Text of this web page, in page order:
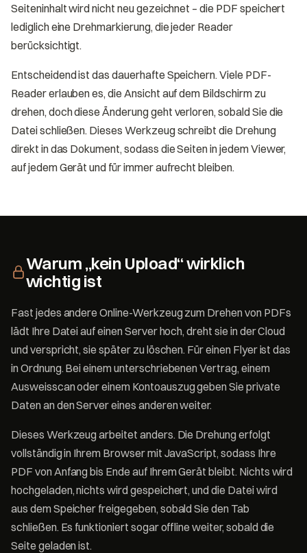
Seiteninhalt wird nicht neu gezeichnet – die PDF speichert
lediglich eine Drehmarkierung, die jeder Reader
berücksichtigt.
Entscheidend ist das dauerhafte Speichern. Viele PDF-
Reader erlauben es, die Ansicht auf dem Bildschirm zu
drehen, doch diese Änderung geht verloren, sobald Sie die
Datei schließen. Dieses Werkzeug schreibt die Drehung
direkt in das Dokument, sodass die Seiten in jedem Viewer,
auf jedem Gerät und für immer aufrecht bleiben.
Warum „kein Upload“ wirklich
wichtig ist
Fast jedes andere Online-Werkzeug zum Drehen von PDFs
lädt Ihre Datei auf einen Server hoch, dreht sie in der Cloud
und verspricht, sie später zu löschen. Für einen Flyer ist das
in Ordnung. Bei einem unterschriebenen Vertrag, einem
Ausweisscan oder einem Kontoauszug geben Sie private
Daten an den Server eines anderen weiter.
Dieses Werkzeug arbeitet anders. Die Drehung erfolgt
vollständig in Ihrem Browser mit JavaScript, sodass Ihre
PDF von Anfang bis Ende auf Ihrem Gerät bleibt. Nichts wird
hochgeladen, nichts wird gespeichert, und die Datei wird
aus dem Speicher freigegeben, sobald Sie den Tab
schließen. Es funktioniert sogar offline weiter, sobald die
Seite geladen ist.